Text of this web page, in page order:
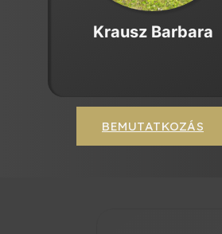
Krausz Barbara
BEMUTATKOZÁS